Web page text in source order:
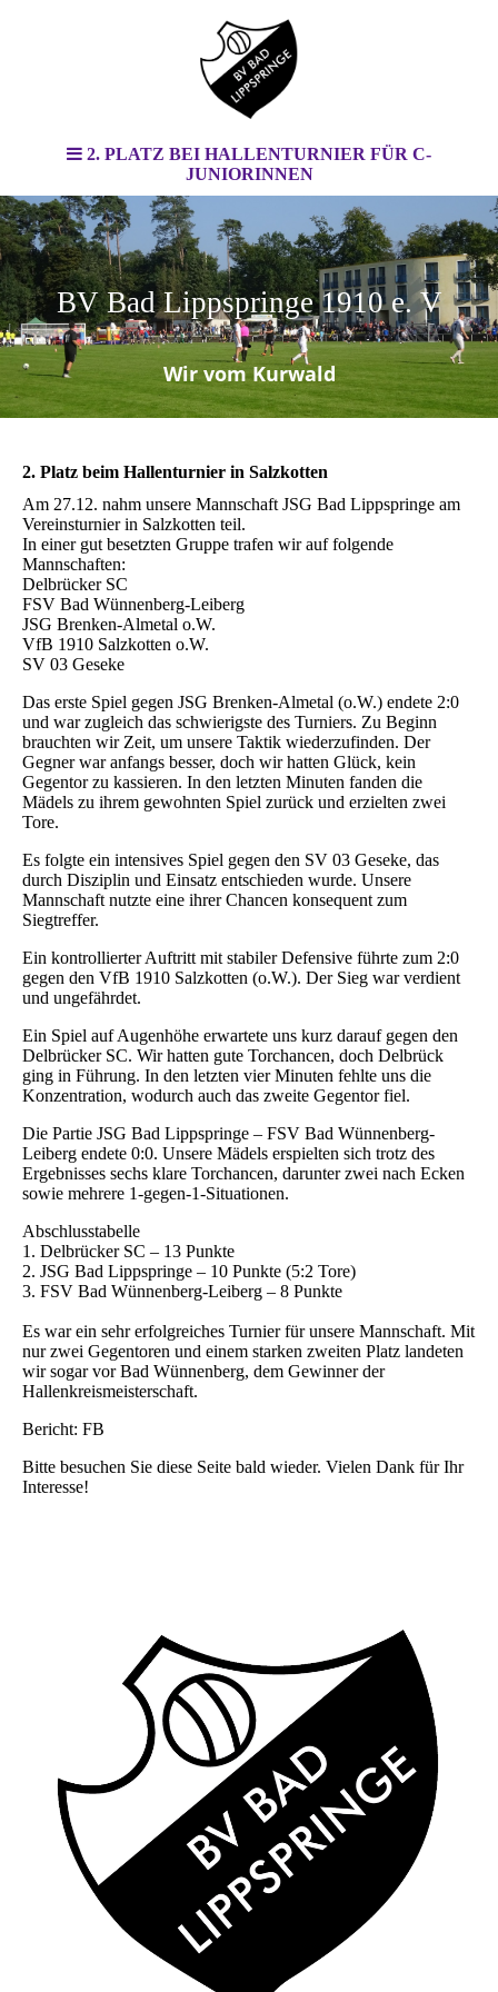
2. PLATZ BEI HALLENTURNIER FÜR C-
JUNIORINNEN
BV Bad Lippspringe 1910 e. V
.
Wir vom Kurwald
2. Platz beim Hallenturnier in Salzkotten
Am 27.12. nahm unsere Mannschaft JSG Bad Lippspringe am
Vereinsturnier in Salzkotten teil.
In einer gut besetzten Gruppe trafen wir auf folgende
Mannschaften:
Delbrücker SC
FSV Bad Wünnenberg-Leiberg
JSG Brenken-Almetal o.W.
VfB 1910 Salzkotten o.W.
SV 03 Geseke
Das erste Spiel gegen JSG Brenken-Almetal (o.W.) endete 2:0
und war zugleich das schwierigste des Turniers. Zu Beginn
brauchten wir Zeit, um unsere Taktik wiederzufinden. Der
Gegner war anfangs besser, doch wir hatten Glück, kein
Gegentor zu kassieren. In den letzten Minuten fanden die
Mädels zu ihrem gewohnten Spiel zurück und erzielten zwei
Tore.
Es folgte ein intensives Spiel gegen den SV 03 Geseke, das
durch Disziplin und Einsatz entschieden wurde. Unsere
Mannschaft nutzte eine ihrer Chancen konsequent zum
Siegtreffer.
Ein kontrollierter Auftritt mit stabiler Defensive führte zum 2:0
gegen den VfB 1910 Salzkotten (o.W.). Der Sieg war verdient
und ungefährdet.
Ein Spiel auf Augenhöhe erwartete uns kurz darauf gegen den
Delbrücker SC. Wir hatten gute Torchancen, doch Delbrück
ging in Führung. In den letzten vier Minuten fehlte uns die
Konzentration, wodurch auch das zweite Gegentor fiel.
Die Partie JSG Bad Lippspringe – FSV Bad Wünnenberg-
Leiberg endete 0:0. Unsere Mädels erspielten sich trotz des
Ergebnisses sechs klare Torchancen, darunter zwei nach Ecken
sowie mehrere 1-gegen-1-Situationen.
Abschlusstabelle
1. Delbrücker SC – 13 Punkte
2. JSG Bad Lippspringe – 10 Punkte (5:2 Tore)
3. FSV Bad Wünnenberg-Leiberg – 8 Punkte
Es war ein sehr erfolgreiches Turnier für unsere Mannschaft. Mit
nur zwei Gegentoren und einem starken zweiten Platz landeten
wir sogar vor Bad Wünnenberg, dem Gewinner der
Hallenkreismeisterschaft.
Bericht: FB
Bitte besuchen Sie diese Seite bald wieder. Vielen Dank für Ihr
Interesse!